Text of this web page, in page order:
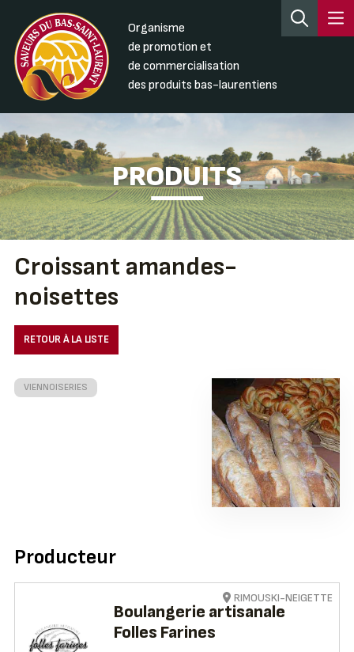
Organisme
de promotion et
de commercialisation
des produits bas-laurentiens
PRODUITS
Croissant amandes-
noisettes
RETOUR À LA LISTE
VIENNOISERIES
Producteur
Boulangerie artisanale
Folles Farines
RIMOUSKI-NEIGETTE